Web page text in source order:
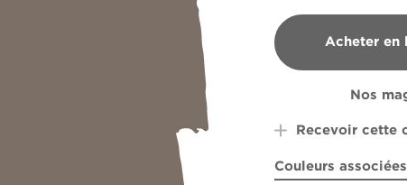
Acheter en
B&Q
Nos
Recevoir cette
Couleurs associées